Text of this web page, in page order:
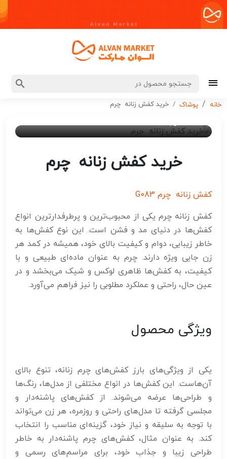
خانه پوشاک
خرید کفش زنانه چرم
خرید کفش زنانه چرم
کفش زنانه چرم G083
کفش زنانه چرم یکی از محبوب‌ترین و پرطرفدارترین انواع
کفش‌ها در دنیای مد و فشن است. این نوع کفش‌ها به
خاطر زیبایی، دوام و کیفیت بالای خود، همیشه در کمد هر
زن جایی ویژه دارند. چرم به عنوان ماده‌ای طبیعی و با
کیفیت، به کفش‌ها ظاهری لوکس و شیک می‌بخشد و در
عین حال، راحتی و عملکرد مطلوبی را نیز فراهم می‌آورد.
ویژگی محصول
یکی از ویژگی‌های بارز کفش‌های چرم زنانه، تنوع بالای
آن‌هاست. این کفش‌ها در انواع مختلفی از مدل‌ها، رنگ‌ها
و طراحی‌ها عرضه می‌شوند. از کفش‌های پاشنه‌دار و
مجلسی گرفته تا مدل‌های راحتی و روزمره، هر زن می‌تواند
با توجه به سلیقه و نیاز خود، گزینه‌ای مناسب را انتخاب
کند. به عنوان مثال، کفش‌های چرم پاشنه‌دار به خاطر
طراحی زیبا و جذاب خود، برای مراسم‌های رسمی و